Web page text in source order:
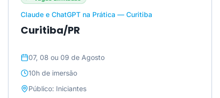
Claude e ChatGPT na Prática — Curitiba
Curitiba/PR
07, 08 ou 09 de Agosto
10h de imersão
Público: Iniciantes